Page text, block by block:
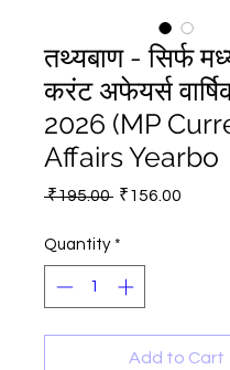
तथ्यबाण - सिर्फ
करंट अफेयर्स
2026 (MP
Affairs Yearbo
₹195.00 Regular
₹156.00
Quantity *
Add to Cart